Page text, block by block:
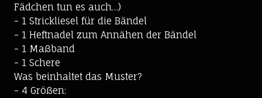
Fädchen tun es auch…)
- 1 Strickliesel für die Bändel
- 1 Heftnadel zum Annähen der Bändel
- 1 Maßband
- 1 Schere
Was beinhaltet das Muster?
- 4 Größen: